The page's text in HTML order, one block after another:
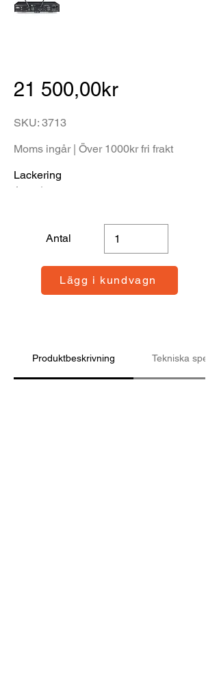
21 500,00kr
SKU: 3713
Moms ingår | Över 1000kr fri frakt
Lackering
Antal
Lägg i kundvagn
Produktbeskrivning Tekniska